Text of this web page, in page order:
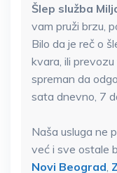
Šlep služba
vam pruži brzu,
Bilo da je reč o
kvara, ili
spreman da
sata dnevno, 7
Naša usluga ne
već i sve ostale
Novi Beograd,